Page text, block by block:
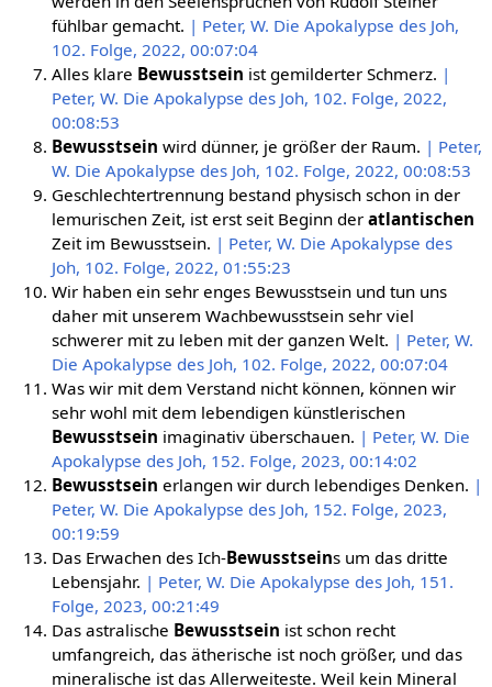
fühlbar gemacht. | Peter, W. Die Apokalypse des Joh,
102. Folge, 2022, 00:07:04
Alles klare Bewusstsein ist gemilderter Schmerz. |
Peter, W. Die Apokalypse des Joh, 102. Folge, 2022,
00:08:53
Bewusstsein wird dünner, je größer der Raum. | Peter,
W. Die Apokalypse des Joh, 102. Folge, 2022, 00:08:53
Geschlechtertrennung bestand physisch schon in der
lemurischen Zeit, ist erst seit Beginn der atlantischen
Zeit im Bewusstsein. | Peter, W. Die Apokalypse des
Joh, 102. Folge, 2022, 01:55:23
Wir haben ein sehr enges Bewusstsein und tun uns
daher mit unserem Wachbewusstsein sehr viel
schwerer mit zu leben mit der ganzen Welt. | Peter, W.
Die Apokalypse des Joh, 102. Folge, 2022, 00:07:04
Was wir mit dem Verstand nicht können, können wir
sehr wohl mit dem lebendigen künstlerischen
Bewusstsein imaginativ überschauen. | Peter, W. Die
Apokalypse des Joh, 152. Folge, 2023, 00:14:02
Bewusstsein erlangen wir durch lebendiges Denken. |
Peter, W. Die Apokalypse des Joh, 152. Folge, 2023,
00:19:59
Das Erwachen des Ich-Bewusstseins um das dritte
Lebensjahr. | Peter, W. Die Apokalypse des Joh, 151.
Folge, 2023, 00:21:49
Das astralische Bewusstsein ist schon recht
umfangreich, das ätherische ist noch größer, und das
mineralische ist das Allerweiteste. Weil kein Mineral